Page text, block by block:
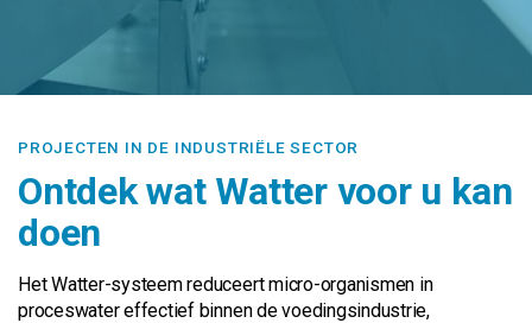
PROJECTEN IN DE INDUSTRIËLE SECTOR
Ontdek wat Watter voor u kan
doen
Het Watter-systeem reduceert micro-organismen in
proceswater effectief binnen de voedingsindustrie,